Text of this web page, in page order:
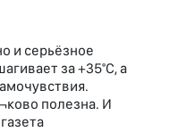
и серьёзное
за +35°С, а
полезна. И